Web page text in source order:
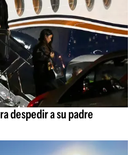
despedir a su padre